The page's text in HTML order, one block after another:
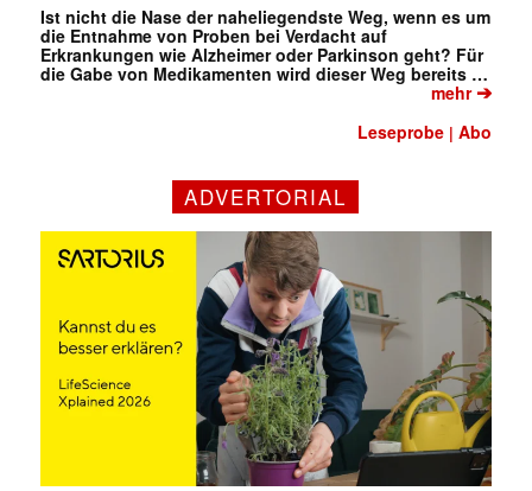
Ist nicht die Nase der naheliegendste Weg, wenn es um
die Entnahme von Proben bei Verdacht auf
Erkrankungen wie Alzheimer oder Parkinson geht? Für
die Gabe von Medikamenten wird dieser Weg bereits …
mehr➔
Leseprobe |Abo
ADVERTORIAL